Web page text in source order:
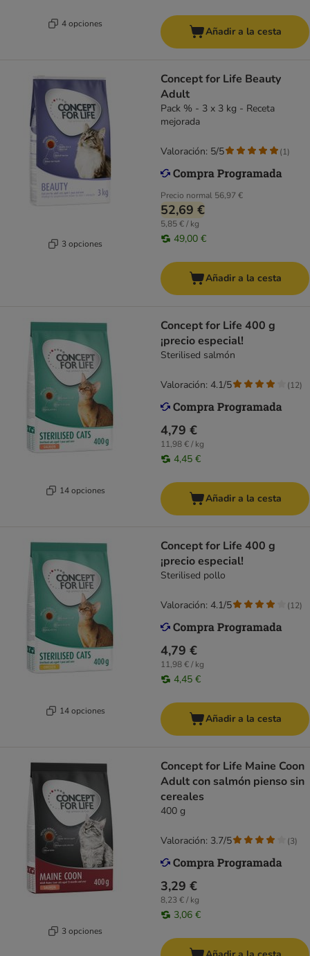
4 opciones
Añadir a la cesta
3 opciones
Concept for Life Beauty
Adult
Pack % - 3 x 3 kg - Receta
mejorada
Precio normal 56,97 €
52,69 €
5,85 € / kg
49,00 €
Valoración: 5/5 (1)
Añadir a la cesta
14 opciones
Concept for Life 400 g
¡precio especial!
Sterilised salmón
4,79 €
11,98 € / kg
4,45 €
Valoración: 4.1/5 (12)
Añadir a la cesta
14 opciones
Concept for Life 400 g
¡precio especial!
Sterilised pollo
4,79 €
11,98 € / kg
4,45 €
Valoración: 4.1/5 (12)
Añadir a la cesta
3 opciones
Concept for Life Maine Coon
Adult con salmón pienso sin
cereales
400 g
3,29 €
8,23 € / kg
3,06 €
Valoración: 3.7/5 (3)